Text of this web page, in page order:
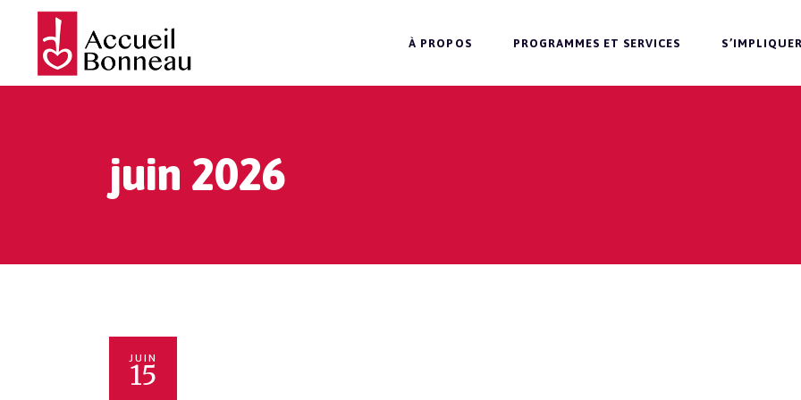
À PROPOS PROGRAMMES ET SERVICES S’IMPLIQUER
juin 2026
JUIN
15